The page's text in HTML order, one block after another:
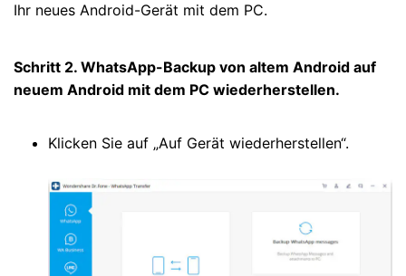
Ihr neues Android-Gerät mit dem PC.
Schritt 2. WhatsApp-Backup von altem Android auf
neuem Android mit dem PC wiederherstellen.
Klicken Sie auf „Auf Gerät wiederherstellen“.